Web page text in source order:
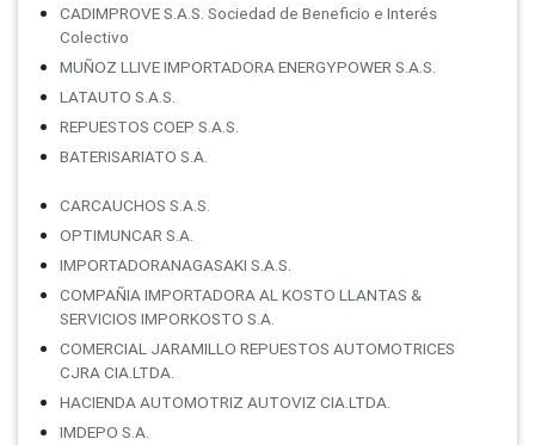
CADIMPROVE S.A.S. Sociedad de Beneficio e Interés
Colectivo
MUÑOZ LLIVE IMPORTADORA ENERGYPOWER S.A.S.
LATAUTO S.A.S.
REPUESTOS COEP S.A.S.
BATERISARIATO S.A.
CARCAUCHOS S.A.S.
OPTIMUNCAR S.A.
IMPORTADORANAGASAKI S.A.S.
COMPAÑIA IMPORTADORA AL KOSTO LLANTAS &
SERVICIOS IMPORKOSTO S.A.
COMERCIAL JARAMILLO REPUESTOS AUTOMOTRICES
CJRA CIA.LTDA.
HACIENDA AUTOMOTRIZ AUTOVIZ CIA.LTDA.
IMDEPO S.A.